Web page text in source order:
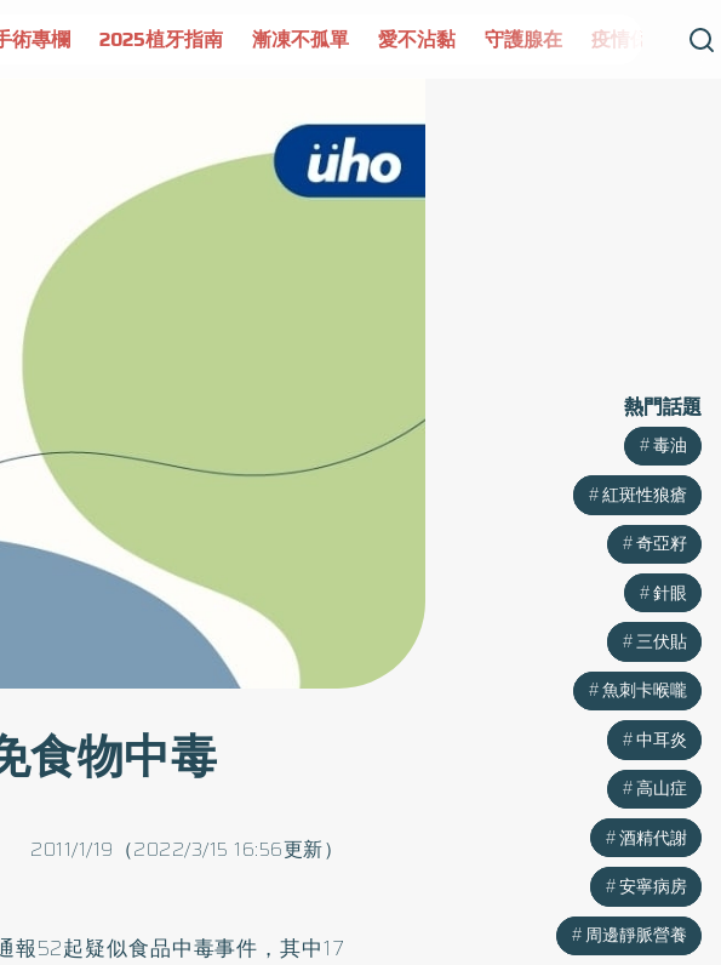
植牙指南 漸凍不孤單 愛不沾黏 守護腺在 疫情保衛戰 再生醫學
食物中毒
2011/1/19（2022/3/15 16:56更新）
報52起疑似食品中毒事件，其中17
熱門話題
毒油
紅斑性狼瘡
奇亞籽
針眼
三伏貼
魚刺卡喉嚨
中耳炎
高山症
酒精代謝
安寧病房
周邊靜脈營養
熱門話題
毒油
紅斑性狼瘡
奇亞籽
針眼
三伏貼
魚刺卡喉嚨
中耳炎
高山症
酒精代謝
安寧病房
周邊靜脈營養